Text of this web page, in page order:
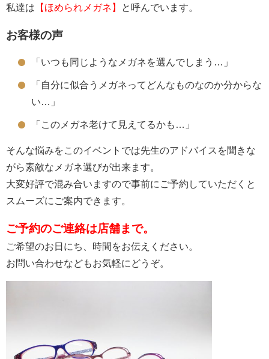
私達は 【ほめられメガネ】 と呼んでいます。
お客様の声
「いつも同じようなメガネを選んでしまう…」
「自分に似合うメガネってどんなものなのか分からな
い…」
「このメガネ老けて見えてるかも…」
そんな悩みをこのイベントでは先生のアドバイスを聞きな
がら素敵なメガネ選びが出来ます。
大変好評で混み合いますので事前にご予約していただくと
スムーズにご案内できます。
ご予約のご連絡は店舗まで。
ご希望のお日にち、時間をお伝えください。
お問い合わせなどもお気軽にどうぞ。